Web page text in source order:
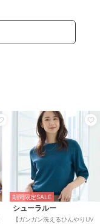
期間限定SALE
シューラルー
【ガンガン洗えるひんやりUV